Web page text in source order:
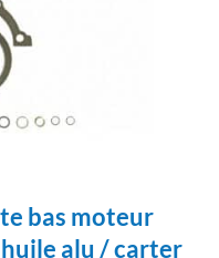
bas moteur
alu / carter